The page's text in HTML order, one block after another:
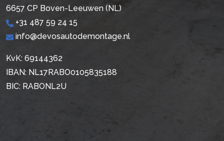
6657 CP Boven-Leeuwen (NL)
+31 487 59 24 15
info@devosautodemontage.nl
KvK: 69144362
IBAN: NL17RABO0105835188
BIC: RABONL2U